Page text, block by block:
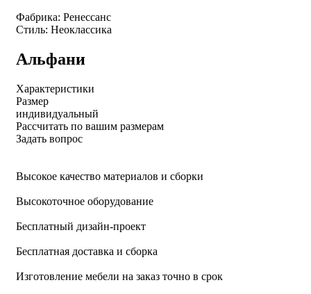
Фабрика: Ренессанс
Стиль: Неоклассика
Альфани
Характеристики
Размер
индивидуальный
Рассчитать по вашим размерам
Задать вопрос
Высокое качество материалов и сборки
Высокоточное оборудование
Бесплатный дизайн-проект
Бесплатная доставка и сборка
Изготовление мебели на заказ точно в срок